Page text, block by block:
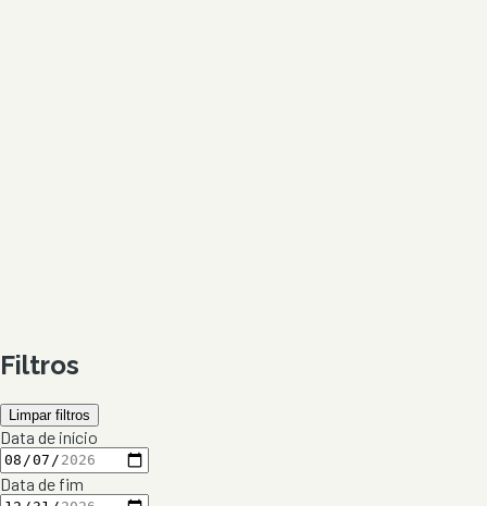
Filtros
Limpar filtros
Data de início
Data de fim